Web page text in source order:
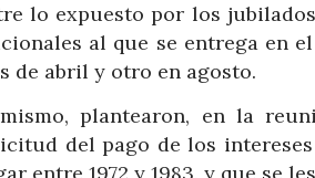
lo expuesto por los
al que se entrega en
de abril y otro en agosto.
plantearon, en la
del pago de los